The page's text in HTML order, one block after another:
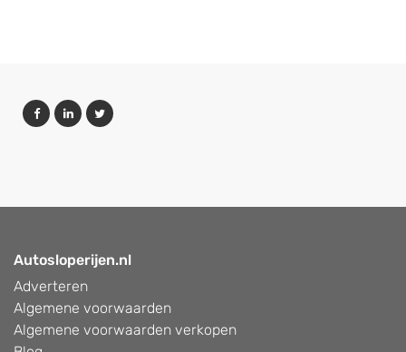
Autosloperijen.nl
Adverteren
Algemene voorwaarden
Algemene voorwaarden verkopen